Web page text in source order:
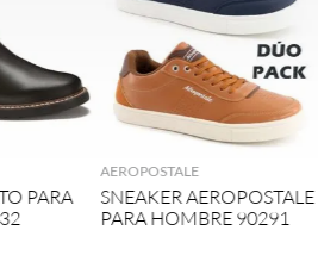
PARA
AGREGAR
AEROPOSTALE
SNEAKER AEROPOSTALE
PARA HOMBRE 90291